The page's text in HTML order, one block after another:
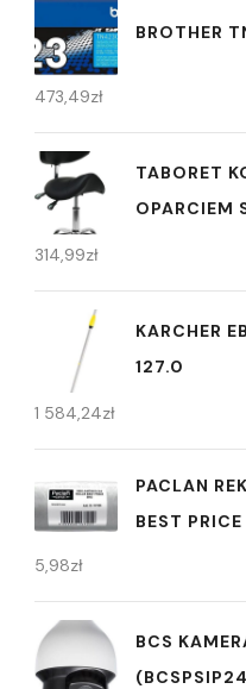
BROTHER
473,49zł
TABORET
OPARCIEM
314,99zł
KARCHER
127.0
1 584,24zł
PACLAN
BEST
5,98zł
BCS